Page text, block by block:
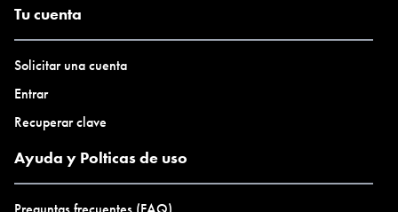
Tu cuenta
Solicitar una cuenta
Entrar
Recuperar clave
Ayuda y Polticas de uso